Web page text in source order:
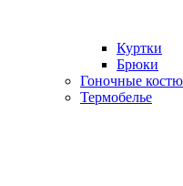
Куртки
Брюки
Гоночные
Термобелье